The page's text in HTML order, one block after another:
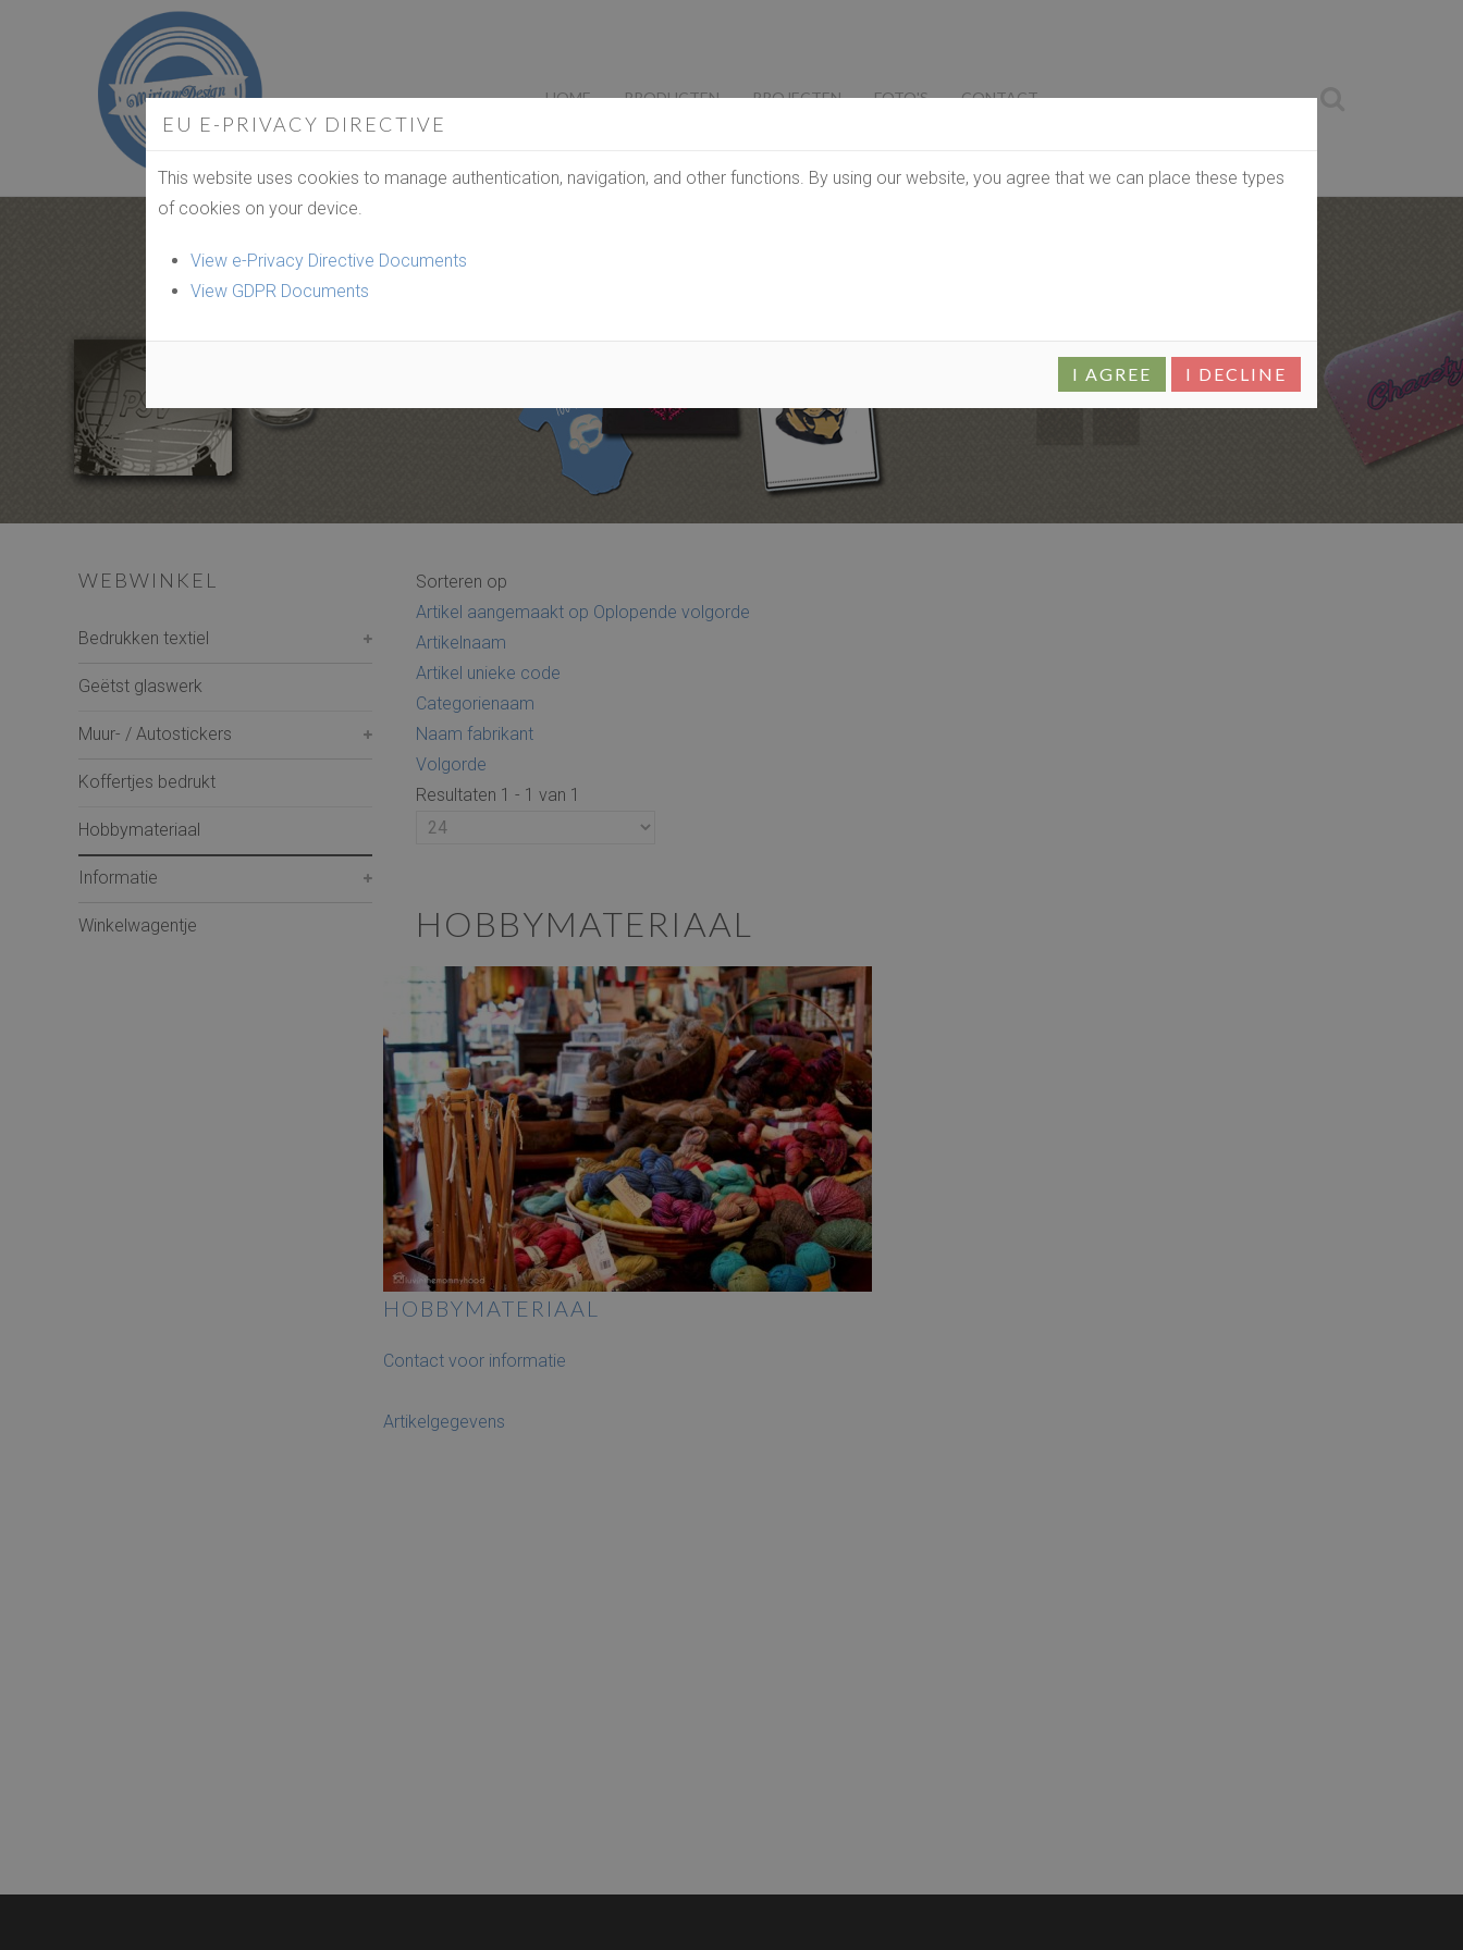
HOME PRODUCTEN PROJECTEN FOTO'S CONTACT
Sorteren op
Artikel aangemaakt op Oplopende volgorde
Artikelnaam
Artikel unieke code
Categorienaam
Naam fabrikant
Volgorde
Resultaten 1 - 1 van 1
HOBBYMATERIAAL
HOBBYMATERIAAL
Contact voor informatie
Artikelgegevens
WEBWINKEL
Bedrukken textiel
Geëtst glaswerk
Muur- / Autostickers
Koffertjes bedrukt
Hobbymateriaal
Informatie
Winkelwagentje
EU E-PRIVACY DIRECTIVE
This website uses cookies to manage authentication, navigation, and other functions. By using our website, you agree that we can place these types
of cookies on your device.
View e-Privacy Directive Documents
View GDPR Documents
I AGREE I DECLINE